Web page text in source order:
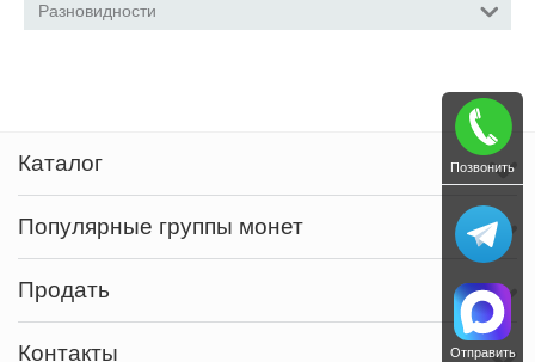
Разновидности
Каталог
Популярные группы монет
Продать
Контакты
Позвонить
Отправить